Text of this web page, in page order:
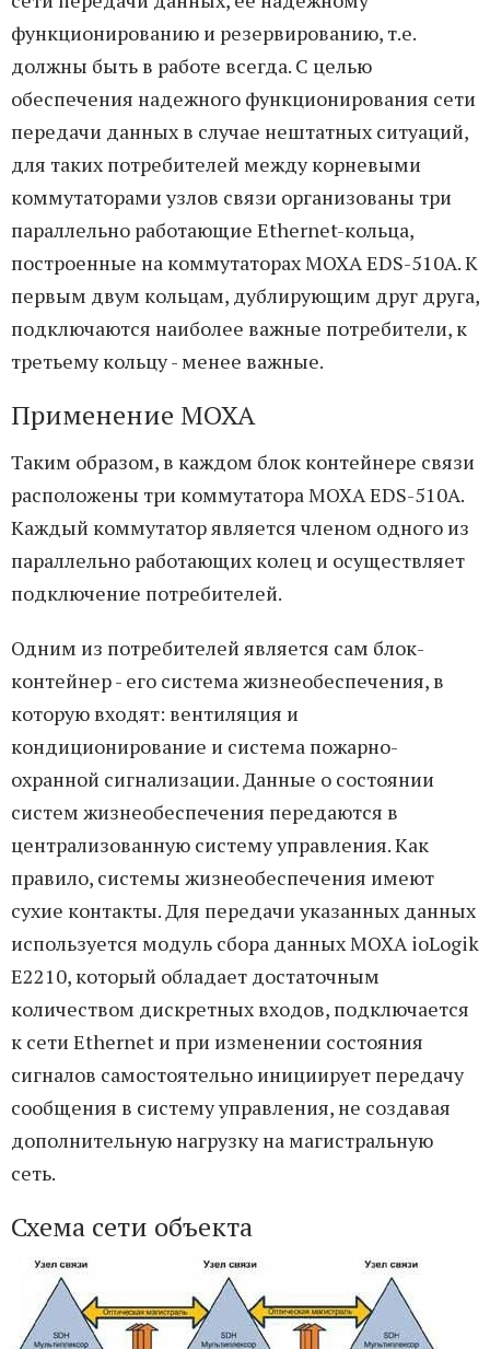
функционированию и резервированию, т.е.
должны быть в работе всегда. C целью
обеспечения надежного функционирования сети
передачи данных в случае нештатных ситуаций,
для таких потребителей между корневыми
коммутаторами узлов связи организованы три
параллельно работающие Ethernet-кольца,
построенные на коммутаторах MOXA EDS-510A. К
первым двум кольцам, дублирующим друг друга,
подключаются наиболее важные потребители, к
третьему кольцу - менее важные.
Применение MOXA
Таким образом, в каждом блок контейнере связи
расположены три коммутатора MOXA EDS-510A.
Каждый коммутатор является членом одного из
параллельно работающих колец и осуществляет
подключение потребителей.
Одним из потребителей является сам блок-
контейнер - его система жизнеобеспечения, в
которую входят: вентиляция и
кондиционирование и система пожарно-
охранной сигнализации. Данные о состоянии
систем жизнеобеспечения передаются в
централизованную систему управления. Как
правило, системы жизнеобеспечения имеют
сухие контакты. Для передачи указанных данных
используется модуль сбора данных MOXA ioLogik
E2210, который обладает достаточным
количеством дискретных входов, подключается
к сети Ethernet и при изменении состояния
сигналов самостоятельно инициирует передачу
сообщения в систему управления, не создавая
дополнительную нагрузку на магистральную
сеть.
Схема сети объекта